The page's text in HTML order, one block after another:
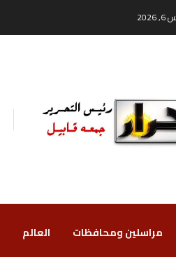
‏مراسلين ومحافظات ‏العالم